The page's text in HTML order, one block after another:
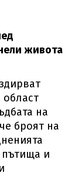
живота
област
на
броят на
пътища и